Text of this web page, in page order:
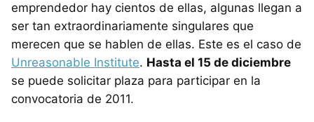
emprendedor hay cientos de ellas, algunas llegan a
ser tan extraordinariamente singulares que
merecen que se hablen de ellas. Este es el caso de
Unreasonable Institute. Hasta el 15 de diciembre
se puede solicitar plaza para participar en la
convocatoria de 2011.